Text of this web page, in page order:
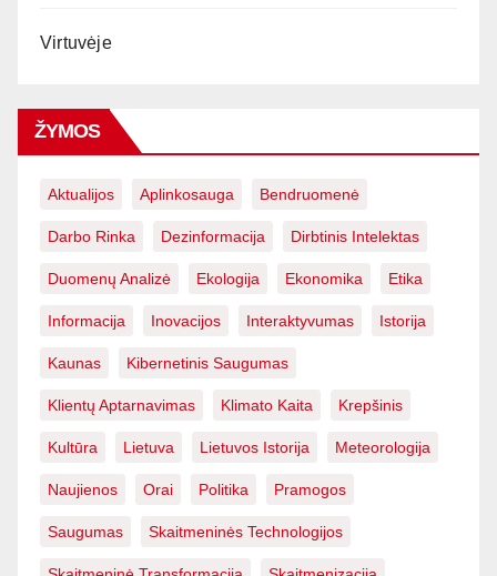
Virtuvėje
ŽYMOS
Aktualijos Aplinkosauga Bendruomenė
Darbo Rinka Dezinformacija Dirbtinis Intelektas
Duomenų Analizė Ekologija Ekonomika Etika
Informacija Inovacijos Interaktyvumas Istorija
Kaunas Kibernetinis Saugumas
Klientų Aptarnavimas Klimato Kaita Krepšinis
Kultūra Lietuva Lietuvos Istorija Meteorologija
Naujienos Orai Politika Pramogos
Saugumas Skaitmeninės Technologijos